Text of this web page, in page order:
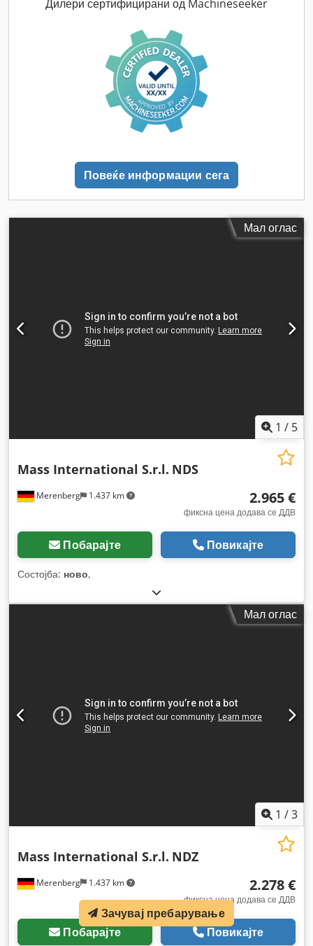
Дилери сертифицирани од Machineseeker
Повеќе информации сега
Мал оглас
1 / 5
Merenberg 1.437 km
Mass International S.r.l. NDS
2.965 €
фиксна цена додава се ДДВ
Побарајте Повикајте
Состојба: ново,
Мал оглас
1 /3
Merenberg 1.437 km
Mass International S.r.l. NDZ
2.278 €
фиксна цена додава се ДДВ
Побарајте Повикајте
Зачувај пребарување